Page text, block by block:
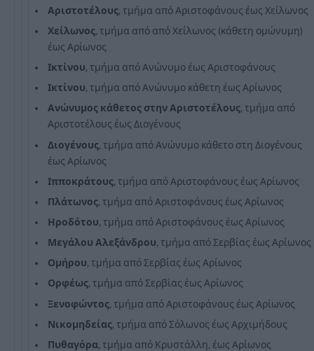
Αριστοτέλους, τμήμα από Αριστοφάνους έως Χείλωνος
Χείλωνος, τμήμα από από Χείλωνος (κάθετη ομώνυμη)
έως Αρίωνος
Ικτίνου, τμήμα από Ανώνυμο έως Αριστοφάνους
Ικτίνου, τμήμα από Ανώνυμο κάθετη έως Αρίωνος
Ανώνυμος κάθετος στην Αριστοτέλους, τμήμα από
Αριστοτέλους έως Διογένους
Διογένους, τμήμα από Ανώνυμο κάθετο στη Διογένους
έως Αρίωνος
Ιπποκράτους, τμήμα από Αριστοφάνους έως Αρίωνος
Πλάτωνος, τμήμα από Αριστοφάνους έως Αρίωνος
Ηροδότου, τμήμα από Αριστοφάνους έως Αρίωνος
Μεγάλου Αλεξάνδρου, τμήμα από Σερβίας έως Αρίωνος
Ομήρου, τμήμα από Σερβίας έως Αρίωνος
Ορφέως, τμήμα από Σερβίας έως Αρίωνος
Ξενοφώντος, τμήμα από Αριστοφάνους έως Αρίωνος
Νικομηδείας, τμήμα από Σόλωνος έως Αρχιμήδους
Πυθαγόρα, τμήμα από Κρυστάλλη, έως Αρίωνος